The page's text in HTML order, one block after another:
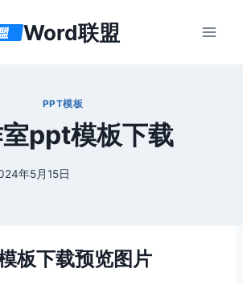
Word联盟
PPT模板
ppt模板下载
年5月15日
板下载预览图片